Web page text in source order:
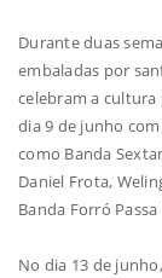
Durante duas
embaladas por
celebram a
dia 9 de junho
como Banda
Daniel Frota,
Banda Forró
No dia 13 de